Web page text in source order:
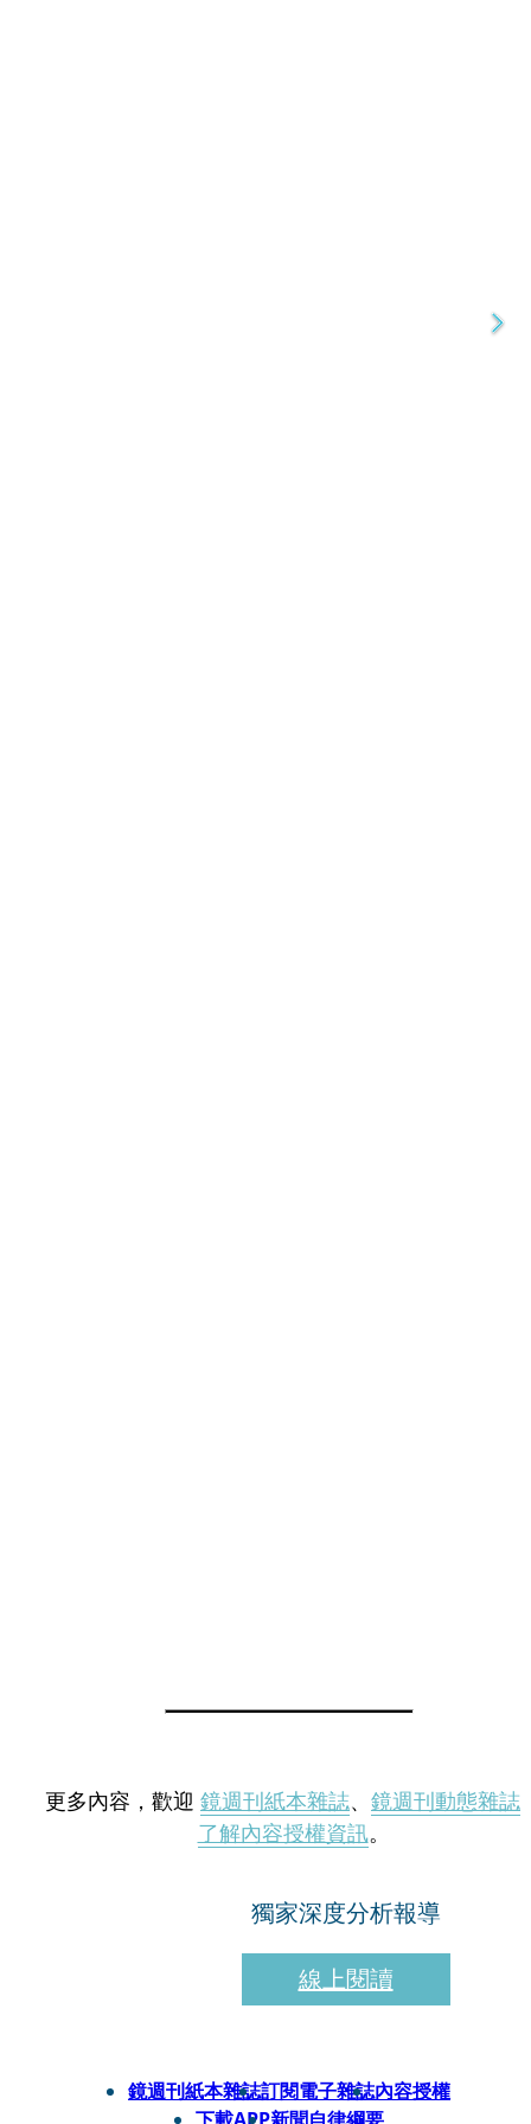
更多內容，歡迎 鏡週刊紙本雜誌、 鏡週刊動態雜誌
了解內容授權資訊。
獨家深度分析報導
線上閱讀
鏡週刊紙本雜誌訂閱電子雜誌內容授權